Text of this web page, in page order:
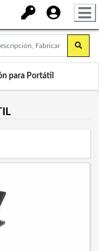
para Portátil